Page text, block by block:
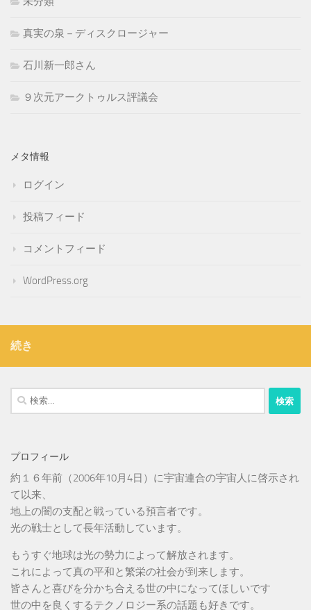
真実の泉－ディスクロージャー
石川新一郎さん
９次元アークトゥルス評議会
メタ情報
ログイン
投稿フィード
コメントフィード
WordPress.org
続き
検
索:
プロフィール
約１６年前（2006年10月4日）に宇宙連合の宇宙人に啓示され
て以来、
地上の闇の支配と戦っている預言者です。
光の戦士として長年活動しています。
もうすぐ地球は光の勢力によって解放されます。
これによって真の平和と繁栄の社会が到来します。
皆さんと喜びを分かち合える世の中になってほしいです
世の中を良くするテクノロジー系の話題も好きです。